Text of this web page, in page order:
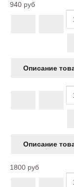
940 руб
Описание
Описание
1800 руб